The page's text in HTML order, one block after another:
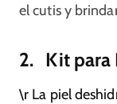
el cutis y
2. Kit para
\r La piel